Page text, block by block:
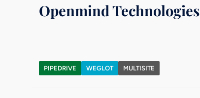
Openmind Technologies
PIPEDRIVE WEGLOT MULTISITE